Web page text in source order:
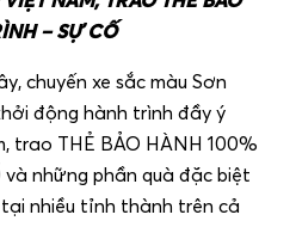
– SỰ CỐ
chuyến xe sắc màu Sơn
động hành trình đầy ý
trao THẺ BẢO HÀNH 100%
và những phần quà đặc biệt
nhiều tỉnh thành trên cả